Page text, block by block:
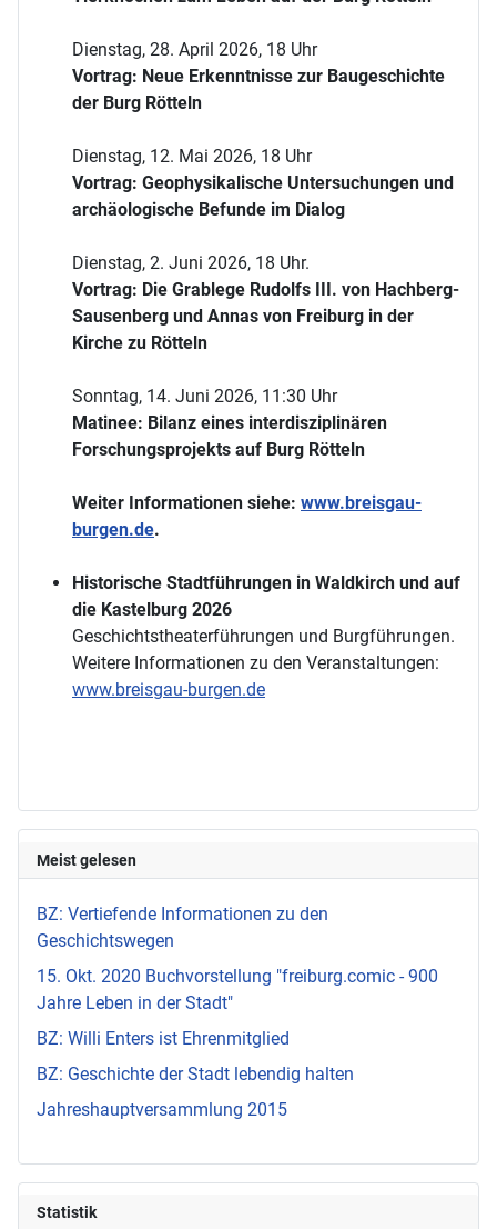
Dienstag, 28. April 2026, 18 Uhr
Vortrag: Neue Erkenntnisse zur Baugeschichte
der Burg Rötteln
Dienstag, 12. Mai 2026, 18 Uhr
Vortrag: Geophysikalische Untersuchungen und
archäologische Befunde im Dialog
Dienstag, 2. Juni 2026, 18 Uhr.
Vortrag: Die Grablege Rudolfs III. von Hachberg-
Sausenberg und Annas von Freiburg in der
Kirche zu Rötteln
Sonntag, 14. Juni 2026, 11:30 Uhr
Matinee: Bilanz eines interdisziplinären
Forschungsprojekts auf Burg Rötteln
Weiter Informationen siehe: www.breisgau-
burgen.de.
Historische Stadtführungen in Waldkirch und auf
die Kastelburg 2026
Geschichtstheaterführungen und Burgführungen.
Weitere Informationen zu den Veranstaltungen:
www.breisgau-burgen.de
Meist gelesen
BZ: Vertiefende Informationen zu den
Geschichtswegen
15. Okt. 2020 Buchvorstellung "freiburg.comic - 900
Jahre Leben in der Stadt"
BZ: Willi Enters ist Ehrenmitglied
BZ: Geschichte der Stadt lebendig halten
Jahreshauptversammlung 2015
Statistik